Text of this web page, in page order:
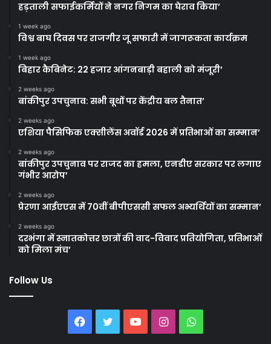
हड़ताली सफाईकर्मियों ने नगर निगम का घेराव किया’
1 week ago
विश्व बाघ दिवस पर राजगीर जू सफारी में जागरूकता कार्यक्रम
1 week ago
बिहार कैबिनेट: 22 हजार आंगनबाड़ी बहाली को मंजूरी’
2 weeks ago
बांकीपुर उपचुनाव: सभी बूथों पर केंद्रीय बल तैनात’
2 weeks ago
एशिया पैसिफिक एक्सीलेंस अवॉर्ड 2026 में प्रतिभाओं का सम्मान’
2 weeks ago
बांकीपुर उपचुनाव पर राजद का हमला, एनडीए सरकार पर लगाए
गंभीर आरोप’
2 weeks ago
प्रेरणा आईएएस में 70वीं बीपीएससी सफल अभ्यर्थियों का सम्मान’
2 weeks ago
दरभंगा में स्नातकोत्तर छात्रों की वाद-विवाद प्रतियोगिता, प्रतिभाओं
को मिला मंच’
Follow Us
Facebook
TwitterYouTubeInstagramWhatsApp